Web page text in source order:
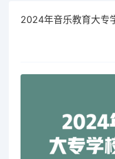
2024年音乐教育大专